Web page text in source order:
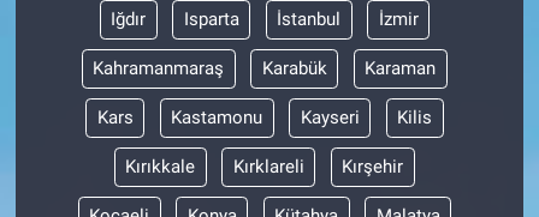
Iğdır Isparta İstanbul İzmir
Kahramanmaraş Karabük Karaman
Kars Kastamonu Kayseri Kilis
Kırıkkale Kırklareli Kırşehir